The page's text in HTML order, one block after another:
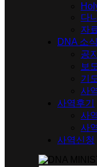
다
자
DNA 소식
공
보
기
사
사역후기
사
사
사역신청